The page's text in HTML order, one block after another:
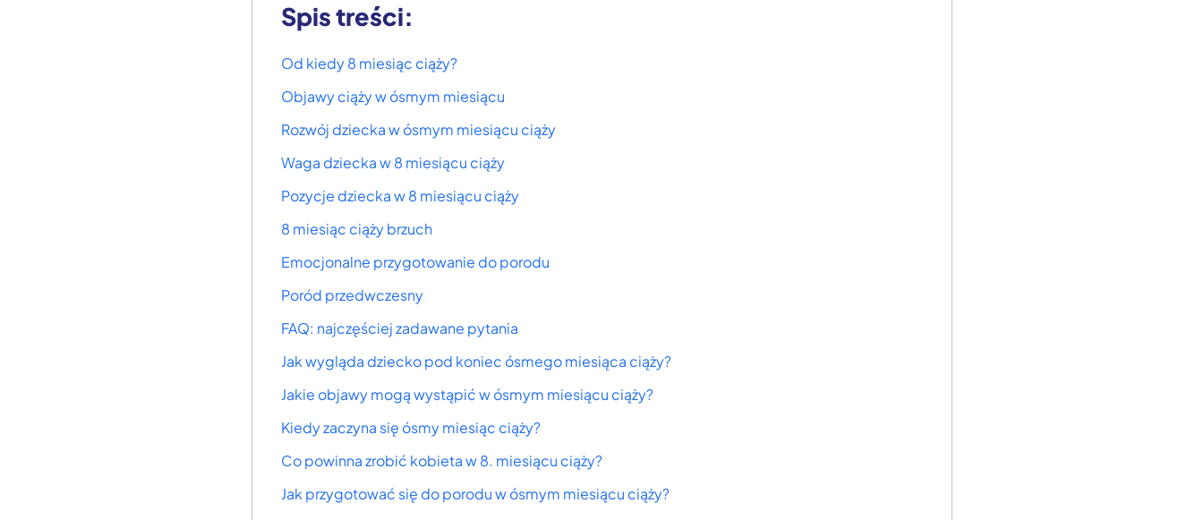
Spis treści:
Od kiedy 8 miesiąc ciąży?
Objawy ciąży w ósmym miesiącu
Rozwój dziecka w ósmym miesiącu ciąży
Waga dziecka w 8 miesiącu ciąży
Pozycje dziecka w 8 miesiącu ciąży
8 miesiąc ciąży brzuch
Emocjonalne przygotowanie do porodu
Poród przedwczesny
FAQ: najczęściej zadawane pytania
Jak wygląda dziecko pod koniec ósmego miesiąca ciąży?
Jakie objawy mogą wystąpić w ósmym miesiącu ciąży?
Kiedy zaczyna się ósmy miesiąc ciąży?
Co powinna zrobić kobieta w 8. miesiącu ciąży?
Jak przygotować się do porodu w ósmym miesiącu ciąży?